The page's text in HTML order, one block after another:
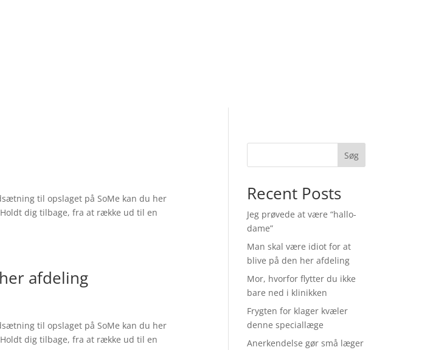
til opslaget på SoMe kan du her
dig tilbage, fra at række ud til en
afdeling
til opslaget på SoMe kan du her
dig tilbage, fra at række ud til en
Søg
Recent Posts
Jeg prøvede at være “hallo-
dame”
Man skal være idiot for at
blive på den her afdeling
Mor, hvorfor flytter du ikke
bare ned i klinikken
Frygten for klager kvæler
denne speciallæge
Anerkendelse gør små læger